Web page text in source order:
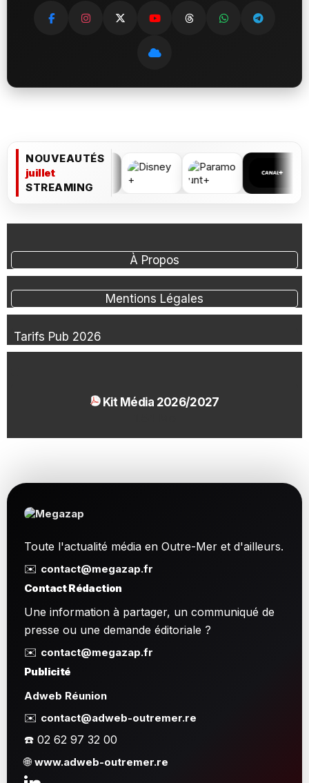
NOUVEAUTÉS
juillet
STREAMING
À Propos
Mentions Légales
Tarifs Pub 2026
Kit Média 2026/2027
Toute l'actualité média en Outre-Mer et d'ailleurs.
✉️ contact@megazap.fr
Contact Rédaction
Une information à partager, un communiqué de
presse ou une demande éditoriale ?
✉️ contact@megazap.fr
Publicité
Adweb Réunion
✉️ contact@adweb-outremer.re
☎️ 02 62 97 32 00
🌐www.adweb-outremer.re